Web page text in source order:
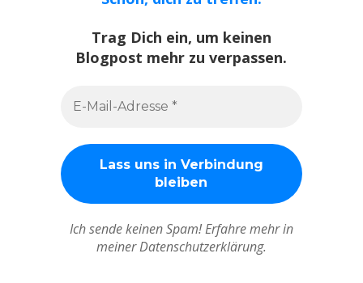
Trag Dich ein, um keinen
Blogpost mehr zu verpassen.
Ich sende keinen Spam! Erfahre mehr in
meiner Datenschutzerklärung.